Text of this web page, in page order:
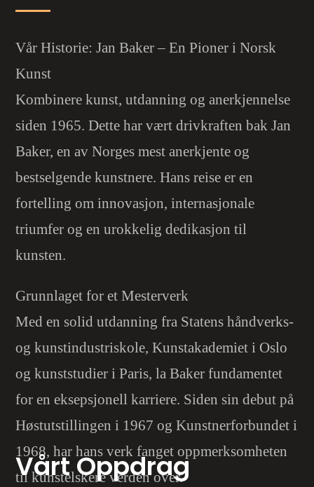
Vår Historie: Jan Baker – En Pioner i Norsk
Kunst
Kombinere kunst, utdanning og anerkjennelse
siden 1965. Dette har vært drivkraften bak Jan
Baker, en av Norges mest anerkjente og
bestselgende kunstnere. Hans reise er en
fortelling om innovasjon, internasjonale
triumfer og en urokkelig dedikasjon til
kunsten.
Grunnlaget for et Mesterverk
Med en solid utdanning fra Statens håndverks-
og kunstindustriskole, Kunstakademiet i Oslo
og kunststudier i Paris, la Baker fundamentet
for en eksepsjonell karriere. Siden sin debut på
Høstutstillingen i 1967 og Kunstnerforbundet i
1968, har hans verk fanget oppmerksomheten
til kunstelskere verden over.
Vårt Oppdrag